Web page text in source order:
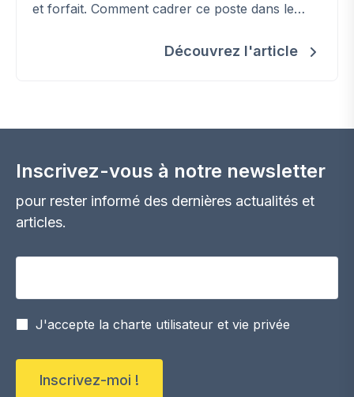
et forfait. Comment cadrer ce poste dans le
Découvrez l'article
Inscrivez-vous à notre newsletter
pour rester informé des dernières actualités et
articles.
J'accepte la charte utilisateur et vie privée
Inscrivez-moi !